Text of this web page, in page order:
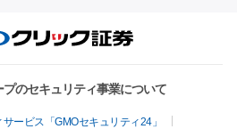
のセキュリティ事業について
ービス「GMOセキュリティ24」